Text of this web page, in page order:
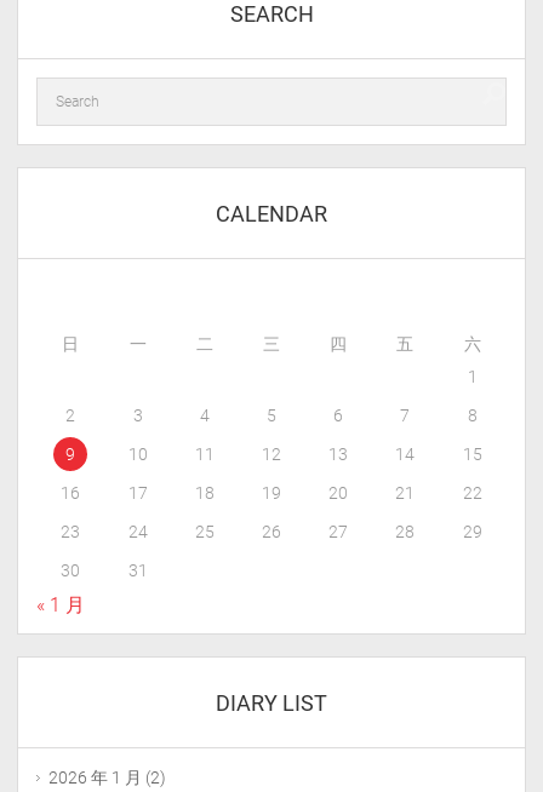
SEARCH
CALENDAR
日 一 二 三 四 五
六
1
2
3 4 5 6 7
8
9
10 11 12 13 14
15
16
17 18 19 20 21
22
23
24 25 26 27 28
29
30
31
« 1 月
DIARY LIST
2026 年 1 月 (2)